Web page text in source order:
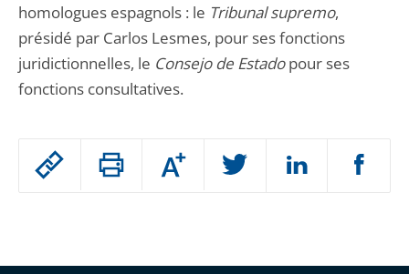
Passer
Augmenter
ou
homologues espagnols : le Tribunal supremo,
présidé par Carlos Lesmes, pour ses fonctions
juridictionnelles, le Consejo de Estadopour ses
fonctions consultatives.